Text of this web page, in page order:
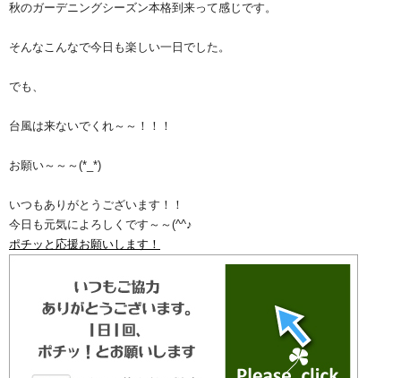
秋のガーデニングシーズン本格到来って感じです。
そんなこんなで今日も楽しい一日でした。
でも、
台風は来ないでくれ～～！！！
お願い～～～(*_*)
いつもありがとうございます！！
今日も元気によろしくです～～(^^♪
ポチッと応援お願いします！